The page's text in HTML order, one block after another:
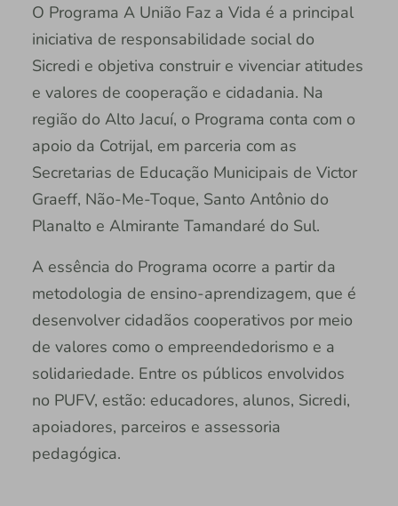
O Programa A União Faz a Vida é a principal
iniciativa de responsabilidade social do
Sicredi e objetiva construir e vivenciar atitudes
e valores de cooperação e cidadania. Na
região do Alto Jacuí, o Programa conta com o
apoio da Cotrijal, em parceria com as
Secretarias de Educação Municipais de Victor
Graeff, Não-Me-Toque, Santo Antônio do
Planalto e Almirante Tamandaré do Sul.
A essência do Programa ocorre a partir da
metodologia de ensino-aprendizagem, que é
desenvolver cidadãos cooperativos por meio
de valores como o empreendedorismo e a
solidariedade. Entre os públicos envolvidos
no PUFV, estão: educadores, alunos, Sicredi,
apoiadores, parceiros e assessoria
pedagógica.